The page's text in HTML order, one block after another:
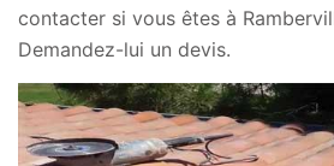
contacter si vous êtes à
Demandez-lui un devis.